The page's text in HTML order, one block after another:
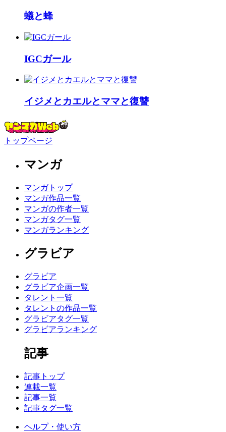
蟻と蜂
IGCガール
イジメとカエルとママと復讐
トップページ
マンガ
マンガトップ
マンガ作品一覧
マンガの作者一覧
マンガタグ一覧
マンガランキング
グラビア
グラビア
グラビア企画一覧
タレント一覧
タレントの作品一覧
グラビアタグ一覧
グラビアランキング
記事
記事トップ
連載一覧
記事一覧
記事タグ一覧
ヘルプ・使い方